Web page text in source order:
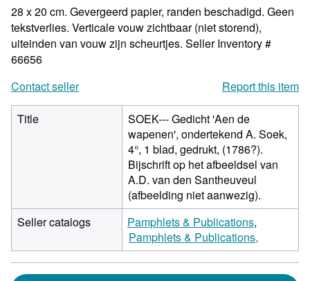
28 x 20 cm. Gevergeerd papier, randen beschadigd. Geen
tekstverlies. Verticale vouw zichtbaar (niet storend),
uiteinden van vouw zijn scheurtjes. Seller Inventory #
66656
Contact seller
Report this item
Title
SOEK--- Gedicht 'Aen de
wapenen', ondertekend A. Soek,
4°, 1 blad, gedrukt, (1786?).
Bijschrift op het afbeeldsel van
A.D. van den Santheuveul
(afbeelding niet aanwezig).
Seller catalogs
Pamphlets & Publications
Pamphlets & Publications,